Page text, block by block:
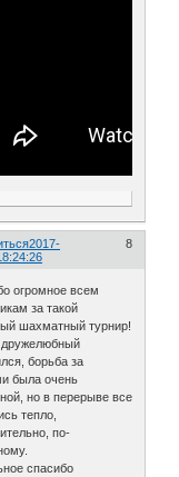
8
2017-
огромное всем
за такой
шахматный турнир!
борьба за
была очень
но в перерыве все
тепло,
по-
спасибо